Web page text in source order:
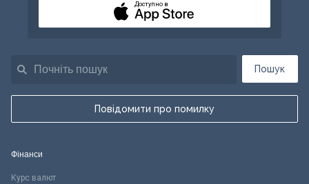
Пошук
Повідомити про помилку
Доступно в
Фінанси
Курс валют